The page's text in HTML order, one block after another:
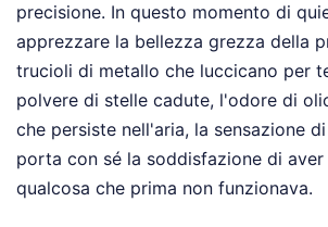
precisione. In questo momento di
apprezzare la bellezza grezza della
trucioli di metallo che luccicano per
polvere di stelle cadute, l'odore di
che persiste nell'aria, la sensazione
porta con sé la soddisfazione di
qualcosa che prima non funzionava.